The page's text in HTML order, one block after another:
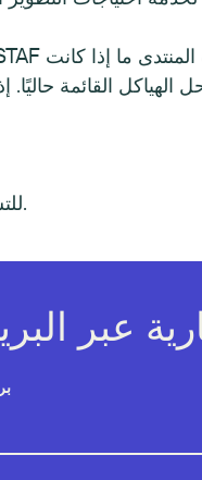
الهياكل القائمة
للتسويق عبر البريد الإلكتروني يمكنك الاعتماد علينا.